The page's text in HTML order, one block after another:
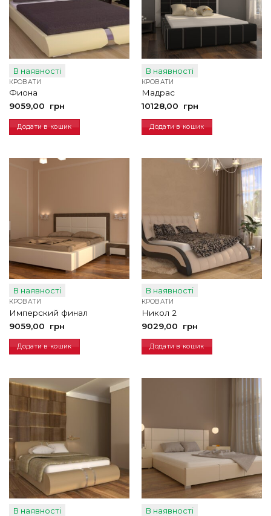
В наявності
КРОВАТИ
Фиона
9059,00
грн
Додати в кошик
В наявності
КРОВАТИ
Мадрас
10128,00
грн
Додати в кошик
В наявності
КРОВАТИ
Имперский финал
9059,00
грн
Додати в кошик
В наявності
КРОВАТИ
Никол 2
9029,00
грн
Додати в кошик
В наявності В наявності